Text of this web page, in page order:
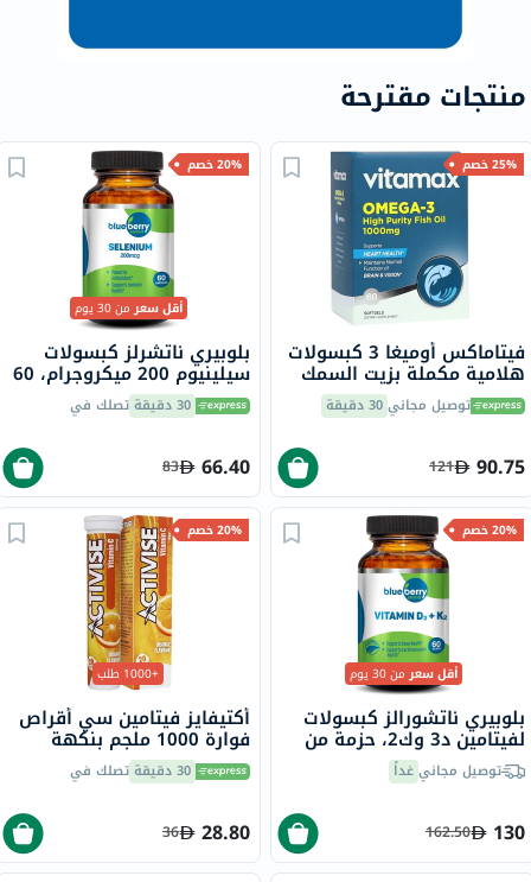
منتجات مقترحة
25% خصم
فيتاماكس أوميغا 3 كبسولات
هلامية مكملة بزيت السمك
1000 ملجم حزمة من 60 توصيل مجاني30 دقيقة
90.75
121
20% خصم
أقل سعرمن 30 يوم
بلوبيري ناتشرلز كبسولات
سيلينيوم 200 ميكروجرام، 60
كبسولة30 دقيقة تصلك في
66.40
83
20% خصم
أقل سعرمن 30 يوم
بلوبيري ناتشورالز كبسولات
لفيتامين د3 وك2، حزمة من
60توصيل مجانيغداً
130
162.50
20% خصم
+1000 طلب
أكتيفايز فيتامين سي أقراص
فوارة 1000 ملجم بنكهة
البرتقال حزمة من 20
30 دقيقة تصلك في
28.80
36